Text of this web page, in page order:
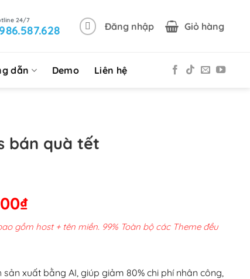
Đăng nhập Giỏ hàng
dẫn Demo Liên hệ
bán quà tết
₫Giá
hiện
tại
200,000₫.
gồm host + tên miền. 99% Toàn bộ các Theme đều
xuất bằng AI, giúp giảm 80% chi phí nhân công,